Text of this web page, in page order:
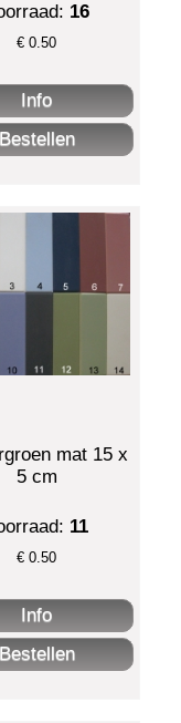
16
€0.50
mat 15 x
5 cm
11
€0.50